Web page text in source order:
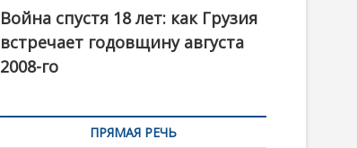
канал
Война спустя 18 лет: как Грузия
встречает годовщину августа
2008-го
ПРЯМАЯ РЕЧЬ